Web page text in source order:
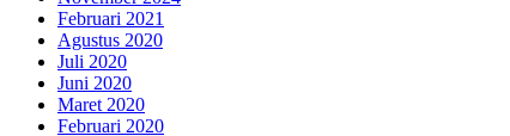
Februari 2021
Agustus 2020
Juli 2020
Juni 2020
Maret 2020
Februari 2020